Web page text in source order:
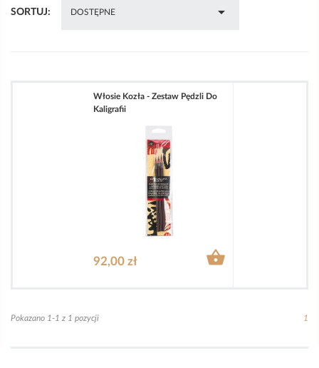
SORTUJ: DOSTĘPNE 
Włosie Kozła - Zestaw Pędzli Do
Kaligrafii
92,00 zł 
Pokazano 1-1 z 1 pozycji 1